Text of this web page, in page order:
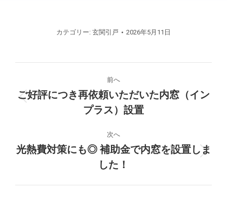
カテゴリー: 玄関引戸 2026年5月11日
ロ
ェ
ク
ト
前へ
前
の
ロ
ジ
ェ
ご好評につき再依頼いただいた内窓（イン
プラス）設置
次へ
次
の
光熱費対策にも◎ 補助金で内窓を設置しま
した！